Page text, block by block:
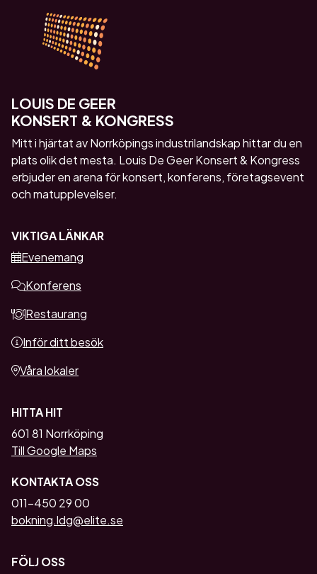
LOUIS DE GEER
KONSERT & KONGRESS
Mitt i hjärtat av Norrköpings industrilandskap hittar du en
plats olik det mesta. Louis De Geer Konsert & Kongress
erbjuder en arena för konsert, konferens, företagsevent
och matupplevelser.
VIKTIGA LÄNKAR
Evenemang
Konferens
Restaurang
Inför ditt besök
Våra lokaler
HITTA HIT
601 81 Norrköping
Till Google Maps
KONTAKTA OSS
011-450 29 00
bokning.ldg@elite.se
FÖLJ OSS